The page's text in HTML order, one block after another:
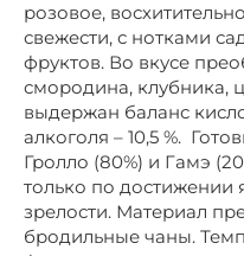
розовое,
свежести, с нотками
фруктов. Во вкусе
смородина, клубника,
выдержан баланс
алкоголя – 10,5 %.
Гролло (80%) и Гамэ
только по достижении
зрелости. Материал
бродильные чаны.